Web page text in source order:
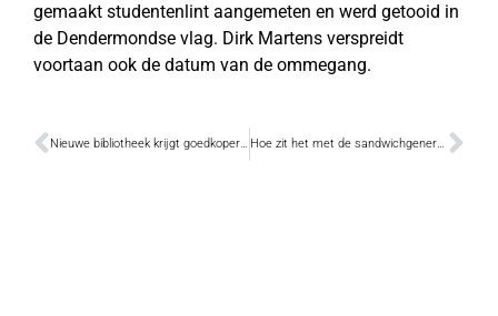
gemaakt studentenlint aangemeten en werd getooid in
de Dendermondse vlag. Dirk Martens verspreidt
voortaan ook de datum van de ommegang.
Nieuwe bibliotheek krijgt goedkoper interieur Hoe zit het met de sandwichgeneratie?